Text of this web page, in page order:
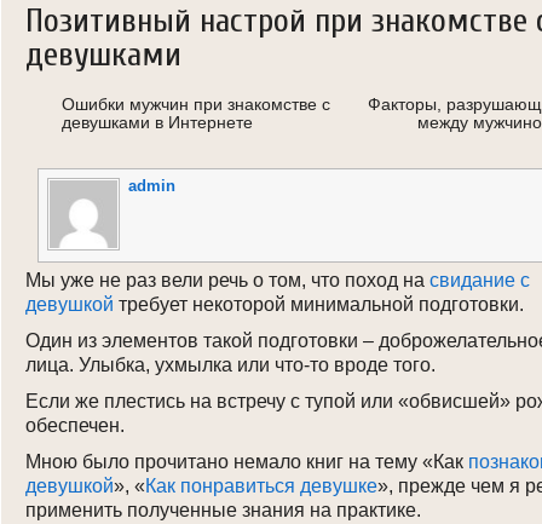
О женщинах
Свидание
Позитивный настрой при знакомстве
девушками
Ошибки мужчин при знакомстве с
девушками в Интернете
Факторы,
между
admin
Мы уже не раз вели речь о том, что поход на свидание с
девушкой требует некоторой минимальной подготовки.
Один из элементов такой подготовки –
лица. Улыбка, ухмылка или что-то вроде того.
Если же плестись на встречу с тупой или «обвисшей»
обеспечен.
Мною было прочитано немало книг на тему «Как
девушкой», «Как понравиться девушке», прежде чем я
применить полученные знания на практике.